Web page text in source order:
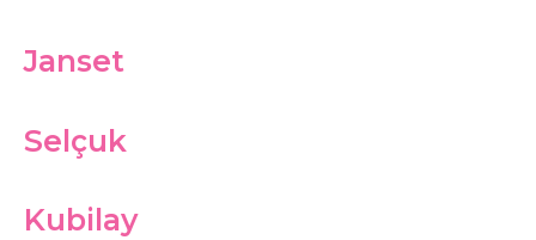
Janset
Selçuk
Kubilay